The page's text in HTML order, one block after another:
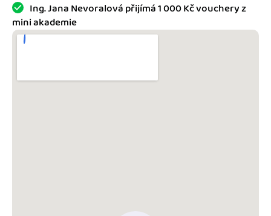
Ing. Jana Nevoralová přijímá 1 000 Kč vouchery z
mini akademie